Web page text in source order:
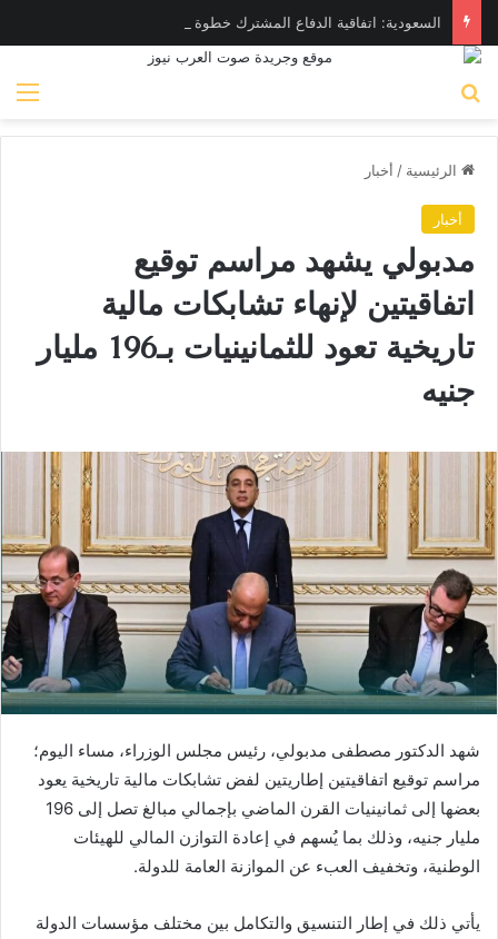
السعودية: اتفاقية الدفاع المشترك خطوة لتعزيز الأمن والاستقرار
الرئيسية / أخبار
أخبار
مدبولي يشهد مراسم توقيع
اتفاقيتين لإنهاء تشابكات مالية
تاريخية تعود للثمانينيات بـ196 مليار
جنيه
شهد الدكتور مصطفى مدبولي، رئيس مجلس الوزراء، مساء اليوم؛
مراسم توقيع اتفاقيتين إطاريتين لفض تشابكات مالية تاريخية يعود
بعضها إلى ثمانينيات القرن الماضي بإجمالي مبالغ تصل إلى 196
مليار جنيه، وذلك بما يُسهم في إعادة التوازن المالي للهيئات
الوطنية، وتخفيف العبء عن الموازنة العامة للدولة.
يأتي ذلك في إطار التنسيق والتكامل بين مختلف مؤسسات الدولة